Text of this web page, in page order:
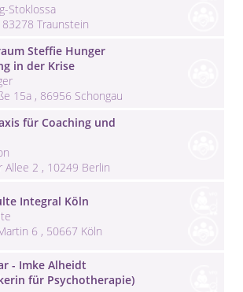
Stoklossa
Traunstein
Steffie Hunger
in der Krise
15a , 86956 Schongau
für Coaching und
Allee 2 , 10249 Berlin
Integral Köln
6 , 50667 Köln
- Imke Alheidt
für Psychotherapie)